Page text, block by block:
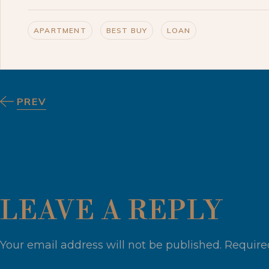
APARTMENT BEST BUY LOAN
PREV
LEAVE A REPLY
Your email address will not be published.